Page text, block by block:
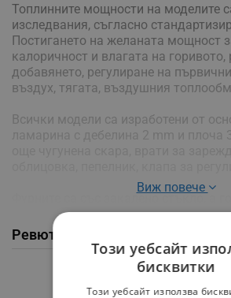
Топлинните мощности на моделите
изследвания, съгласно
Постигането на желаната мощност
калоричност и влагата на
добавянето, регулиране на
въздух, тягата, въздушния
Всички модели са изработени от
Фурните са със закалено стъкло, а
са с термошокова стъклокерамика
- Размери: ШхДхВ 66/47/75 см
- Нето тегло: 97 Kg
Виж повече
Ревюта / Въпроси и отговори от
Този уебсайт
бисквитки
Този уебсайт използва